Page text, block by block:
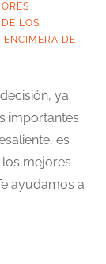
LOS
DE
ya
importantes
es
mejores
ayudamos a